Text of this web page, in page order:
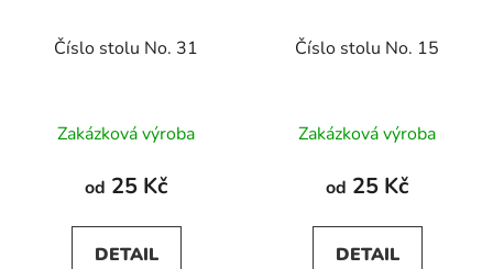
Číslo stolu No. 31
Zakázková výroba
od 25 Kč
DETAIL
Číslo stolu No. 15
Zakázková výroba
od 25 Kč
DETAIL